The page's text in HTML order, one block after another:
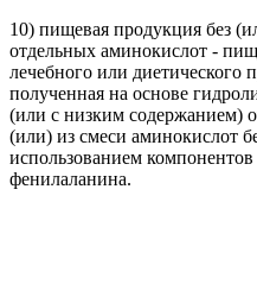
10) пищевая продукция без
отдельных аминокислот -
лечебного или диетического
полученная на основе
(или с низким содержанием)
(или) из смеси аминокислот
использованием
фенилаланина.